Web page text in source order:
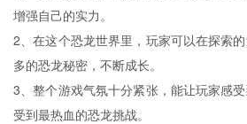
增强自己的实力。
2、在这个恐龙世界里，玩家可以在探索
多的恐龙秘密，不断成长。
3、整个游戏气氛十分紧张，能让玩家感
受到最热血的恐龙挑战。